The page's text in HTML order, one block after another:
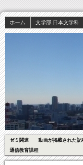
ホーム 文学部 日本文学科
ゼミ関連 動画が掲載された記
通信教育課程